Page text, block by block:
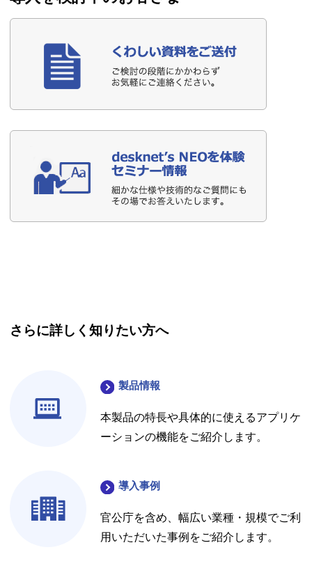
さらに詳しく知りたい方へ
製品情報
本製品の特長や具体的に使えるアプリケ
ーションの機能をご紹介します。
導入事例
官公庁を含め、幅広い業種・規模でご利
用いただいた事例をご紹介します。